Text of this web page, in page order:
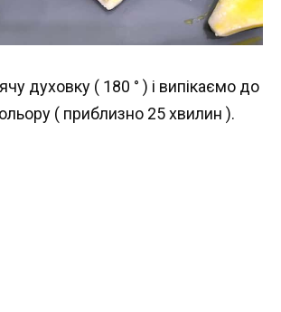
духовку ( 180 ° ) і випікаємо до
( приблизно 25 хвилин ).